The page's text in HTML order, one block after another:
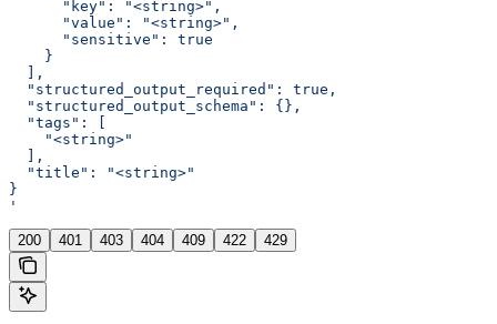
      "key": "<string>",
      "value": "<string>",
      "sensitive": true
    }
  ],
  "structured_output_required": true,
  "structured_output_schema": {},
  "tags": [
    "<string>"
  ],
  "title": "<string>"
}
'
200 401 403 404 409 422 429